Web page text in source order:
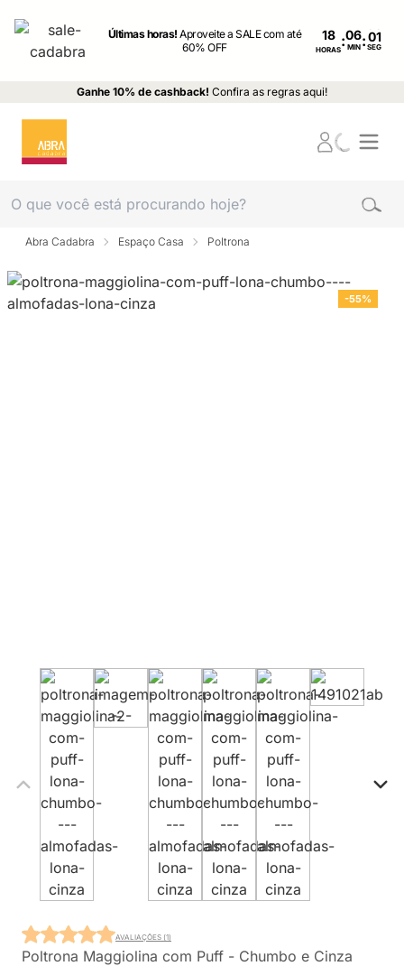
Últimas horas!Aproveite a SALE com até
60% OFF
18
HORAS: MIN : SEG
Ganhe 10% de cashback! Confira as regras aqui!
Abra Cadabra Espaço Casa Poltrona
-55%
Poltrona Maggiolina com Puff - Chumbo e Cinza
AVALIAÇÕES (1)